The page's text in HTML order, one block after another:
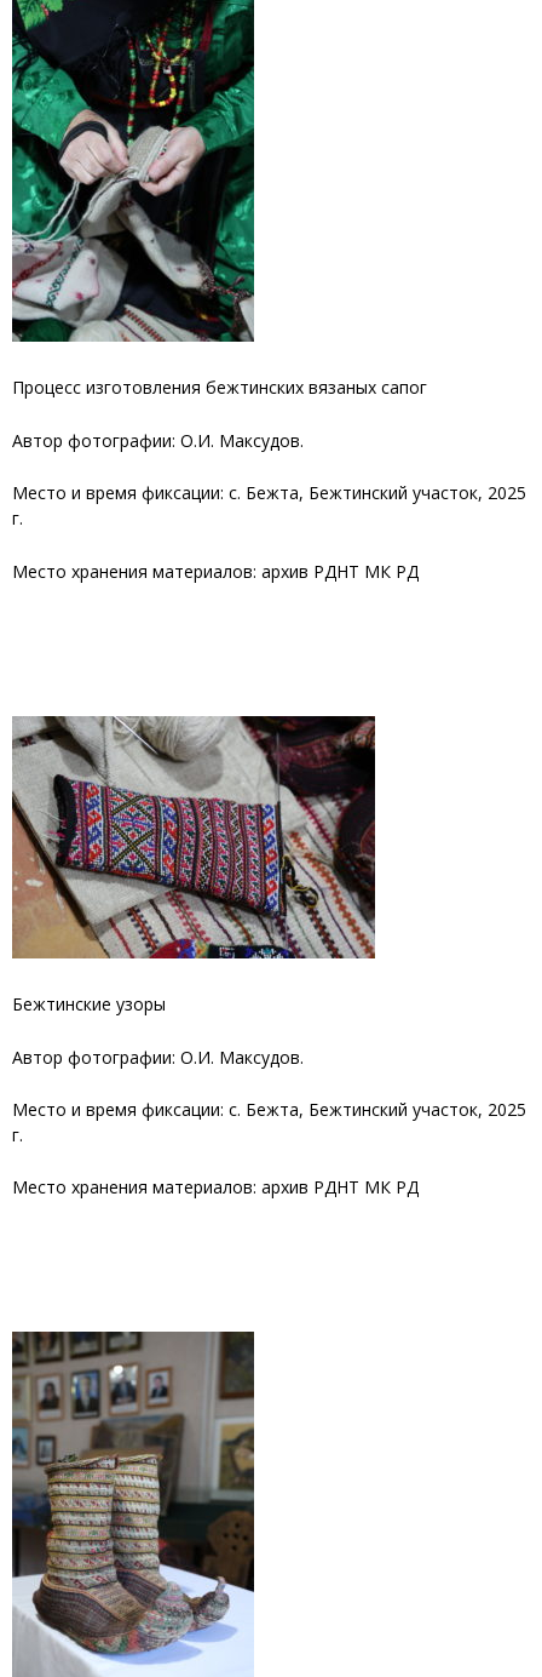
Процесс изготовления бежтинских вязаных сапог
Автор фотографии: О.И. Максудов.
Место и время фиксации: с. Бежта, Бежтинский участок, 2025
г.
Место хранения материалов: архив РДНТ МК РД
Бежтинские узоры
Автор фотографии: О.И. Максудов.
Место и время фиксации: с. Бежта, Бежтинский участок, 2025
г.
Место хранения материалов: архив РДНТ МК РД